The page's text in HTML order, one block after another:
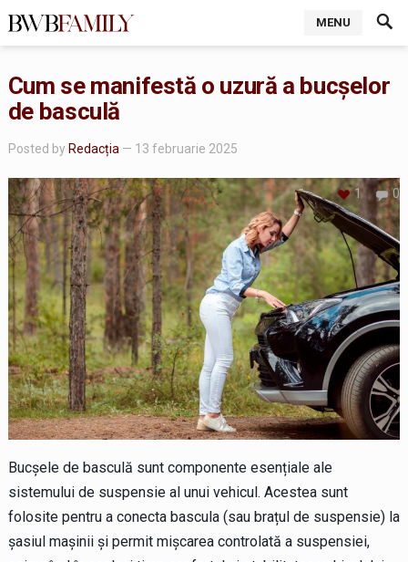
MENU
Cum se manifestă o uzură a bucșelor
de basculă
Posted by Redacția — 13 februarie 2025
0
1
Bucșele de basculă sunt componente esențiale ale
sistemului de suspensie al unui vehicul. Acestea sunt
folosite pentru a conecta bascula (sau brațul de suspensie) la
șasiul mașinii și permit mișcarea controlată a suspensiei,